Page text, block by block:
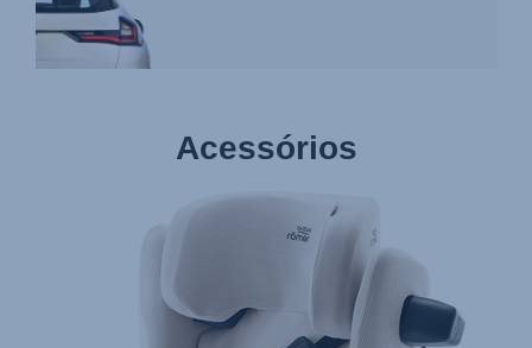
Acessórios